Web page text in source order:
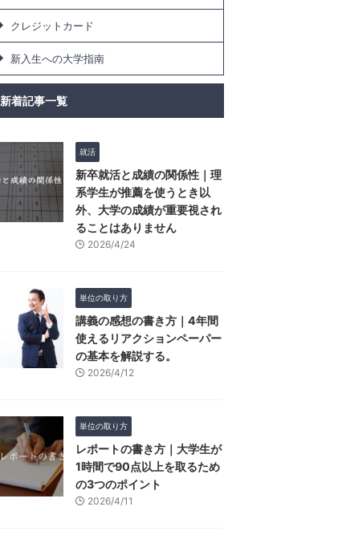
クレジットカード
新入生への大学指南
新着記事一覧
就活
新卒就活と成績の関係性｜理
系学生が推薦を使うとき以
外、大学の成績が重要視され
ることはありません
2026/4/24
単位の取り方
講義の感想の書き方｜4年間
使えるリアクションペーパー
の基本を解説する。
2026/4/12
単位の取り方
レポートの書き方｜大学生が
1時間で90点以上を取るため
の3つのポイント
2026/4/11